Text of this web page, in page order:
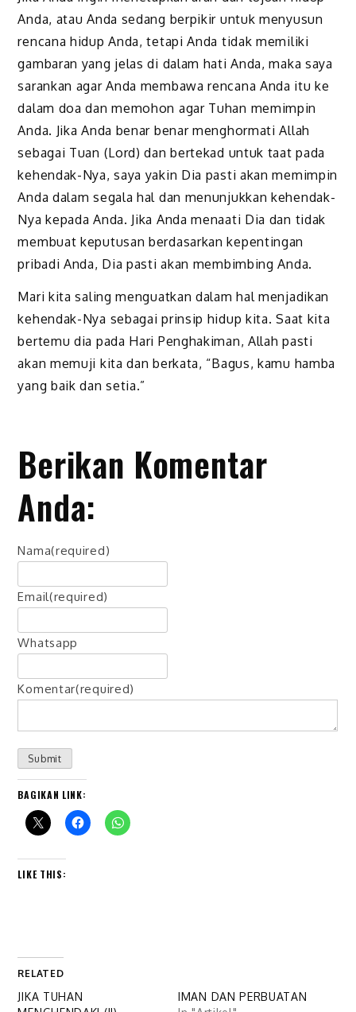
Anda, atau Anda sedang berpikir untuk menyusun
rencana hidup Anda, tetapi Anda tidak memiliki
gambaran yang jelas di dalam hati Anda, maka saya
sarankan agar Anda membawa rencana Anda itu ke
dalam doa dan memohon agar Tuhan memimpin
Anda. Jika Anda benar benar menghormati Allah
sebagai Tuan (Lord) dan bertekad untuk taat pada
kehendak-Nya, saya yakin Dia pasti akan memimpin
Anda dalam segala hal dan menunjukkan kehendak-
Nya kepada Anda. Jika Anda menaati Dia dan tidak
membuat keputusan berdasarkan kepentingan
pribadi Anda, Dia pasti akan membimbing Anda.
Mari kita saling menguatkan dalam hal menjadikan
kehendak-Nya sebagai prinsip hidup kita. Saat kita
bertemu dia pada Hari Penghakiman, Allah pasti
akan memuji kita dan berkata, “Bagus, kamu hamba
yang baik dan setia.”
Berikan Komentar
Anda:
Nama(required)
Email(required)
Whatsapp
Komentar(required)
Submit
BAGIKAN LINK:
LIKE THIS:
RELATED
JIKA TUHAN
IMAN DAN PERBUATAN